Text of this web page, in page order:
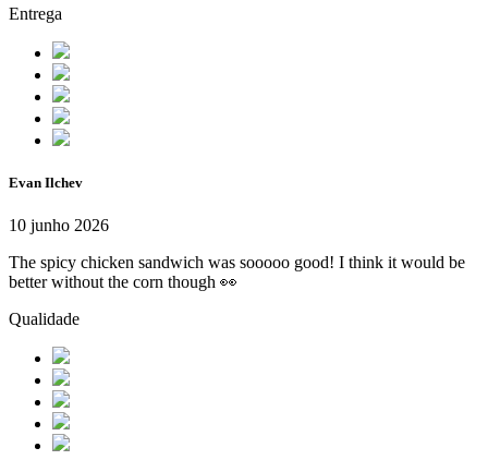
Entrega
Evan Ilchev
10 junho 2026
The spicy chicken sandwich was sooooo good! I think it would be
better without the corn though 👀
Qualidade